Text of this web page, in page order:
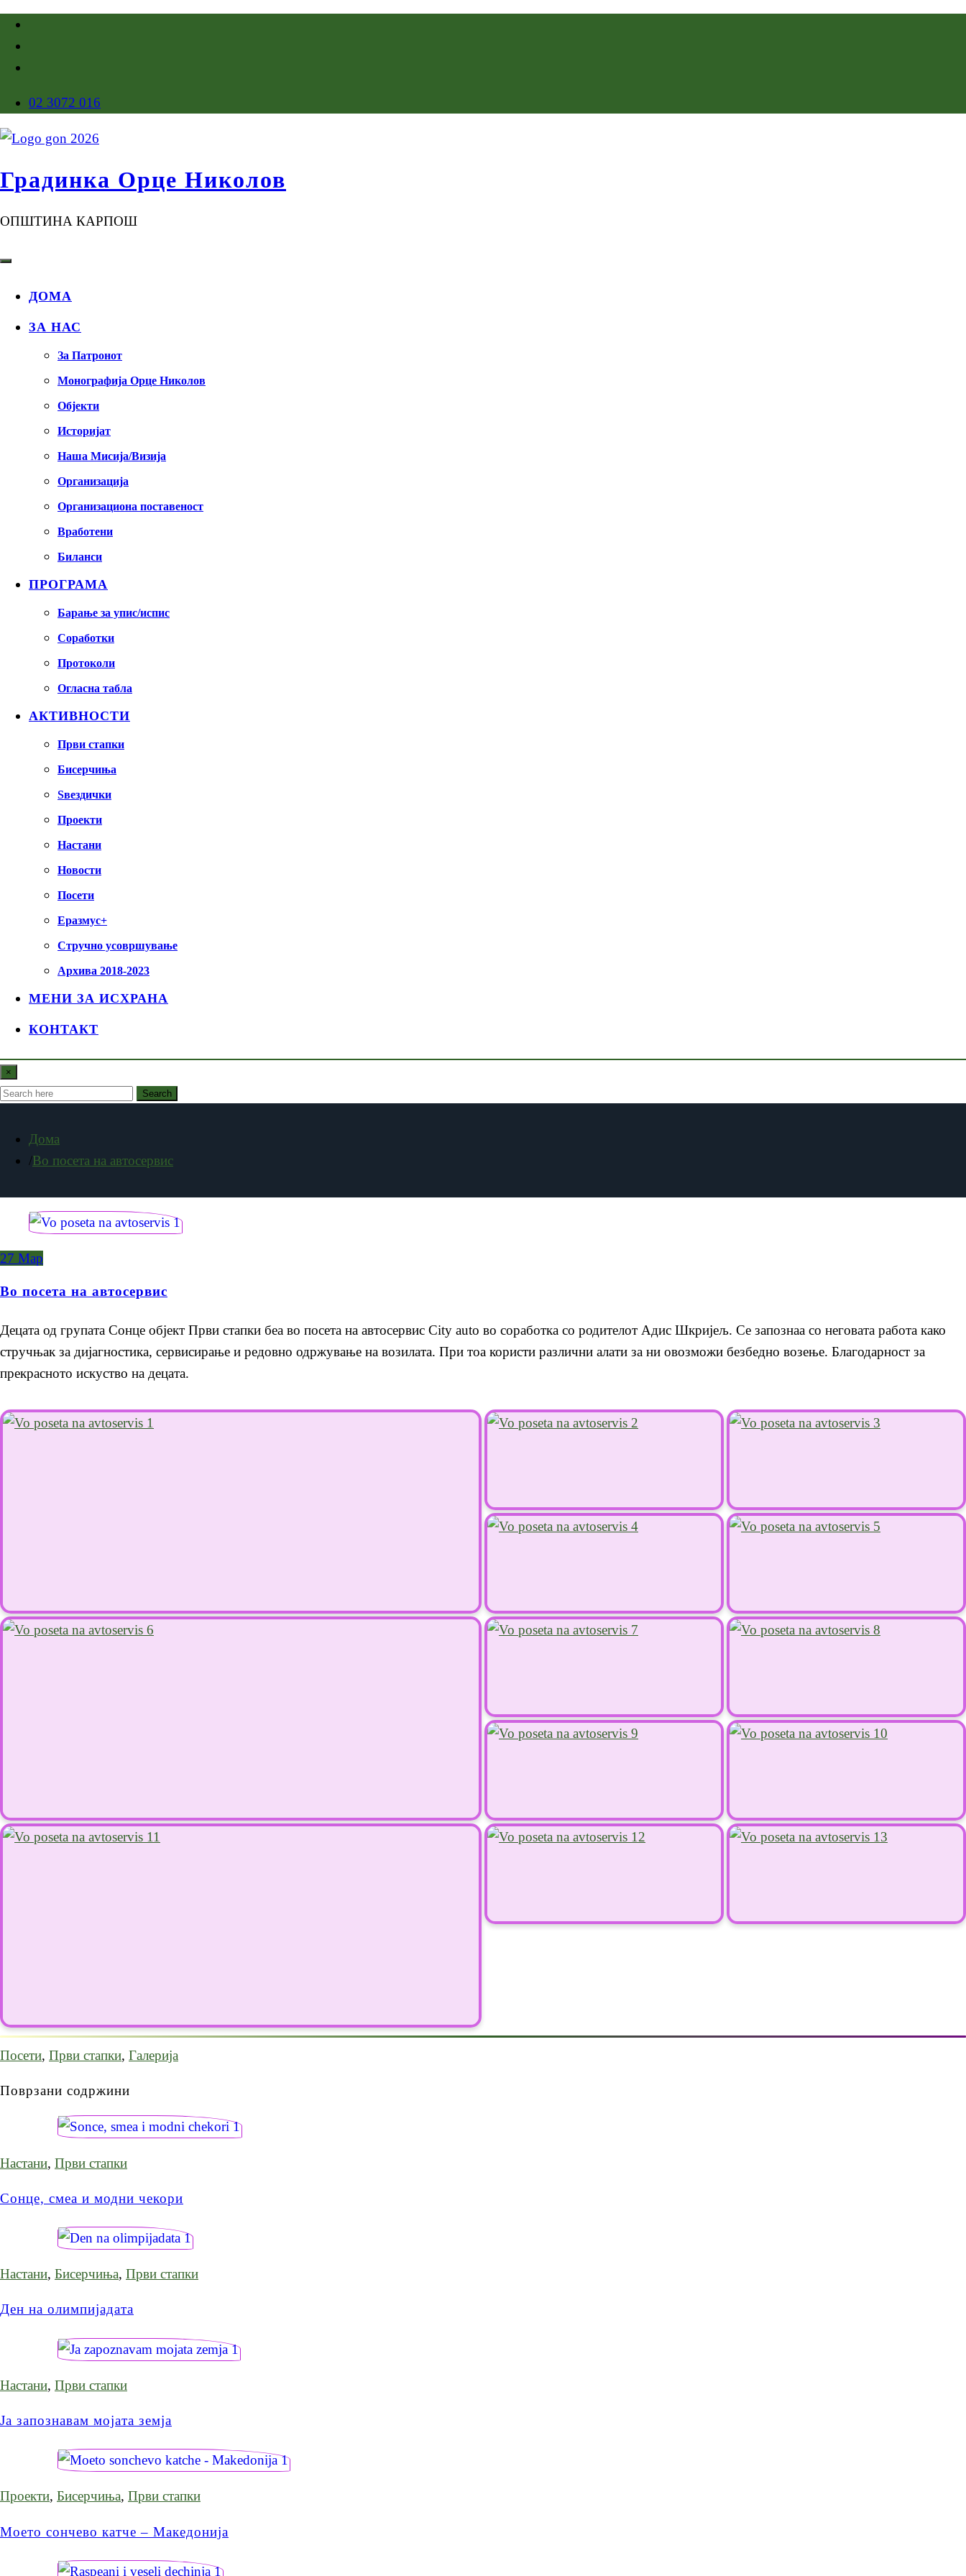
02 3072 016
Градинка Орце Николов
ОПШТИНА КАРПОШ
ДОМА
ЗА НАС
За Патронот
Монографија Орце Николов
Објекти
Историјат
Наша Мисија/Визија
Организација
Организациона поставеност
Вработени
Биланси
ПРОГРАМА
Барање за упис/испис
Соработки
Протоколи
Огласна табла
АКТИВНОСТИ
Први стапки
Бисерчиња
Ѕвездички
Проекти
Настани
Новости
Посети
Еразмус+
Стручно усовршување
Архива 2018-2023
МЕНИ ЗА ИСХРАНА
КОНТАКТ
×
Search
Дома
Во посета на автосервис
27 Мар
Во посета на автосервис
Децата од групата Сонце објект Први стапки беа во посета на автосервис City auto во соработка со родителот Адис Шкријељ. Се запознаа со неговата работа како
стручњак за дијагностика, сервисирање и редовно одржување на возилата. При тоа користи различни алати за ни овозможи безбедно возење. Благодарност за
прекрасното искуство на децата.
Посети, Први стапки, Галерија
Поврзани содржини
Настани, Први стапки
Сонце, смеа и модни чекори
Настани, Бисерчиња, Први стапки
Ден на олимпијадата
Настани, Први стапки
Ја запознавам мојата земја
Проекти, Бисерчиња, Први стапки
Моето сончево катче – Македонија